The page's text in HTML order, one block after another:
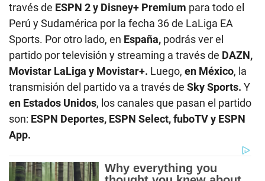
través de ESPN 2 y Disney+ Premium para todo el
Perú y Sudamérica por la fecha 36 de LaLiga EA
Sports. Por otro lado, en España, podrás ver el
partido por televisión y streaming a través de DAZN,
Movistar LaLiga y Movistar+. Luego, en México, la
transmisión del partido va a través de Sky Sports. Y
en Estados Unidos, los canales que pasan el partido
son: ESPN Deportes, ESPN Select, fuboTV y ESPN
App.